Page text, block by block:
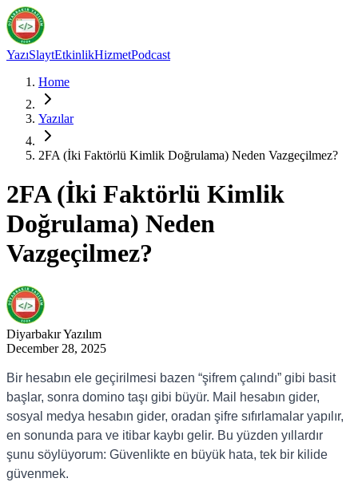
YazıSlaytEtkinlikHizmetPodcast
Home
Yazılar
2FA (İki Faktörlü Kimlik Doğrulama) Neden Vazgeçilmez?
2FA (İki Faktörlü Kimlik
Doğrulama) Neden
Vazgeçilmez?
DiyarbakırYazılım
December 28, 2025
Bir hesabın ele geçirilmesi bazen “şifrem çalındı” gibi basit
başlar, sonra domino taşı gibi büyür. Mail hesabın gider,
sosyal medya hesabın gider, oradan şifre sıfırlamalar yapılır,
en sonunda para ve itibar kaybı gelir. Bu yüzden yıllardır
şunu söylüyorum: Güvenlikte en büyük hata, tek bir kilide
güvenmek.